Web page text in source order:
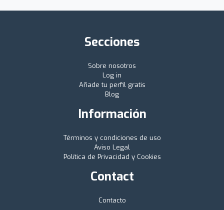
Secciones
Sobre nosotros
Log in
Añade tu perfil gratis
Blog
Información
Términos y condiciones de uso
Aviso Legal
Política de Privacidad y Cookies
Contact
Contacto